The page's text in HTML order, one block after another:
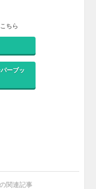
ちら
ーブッ
関連記事